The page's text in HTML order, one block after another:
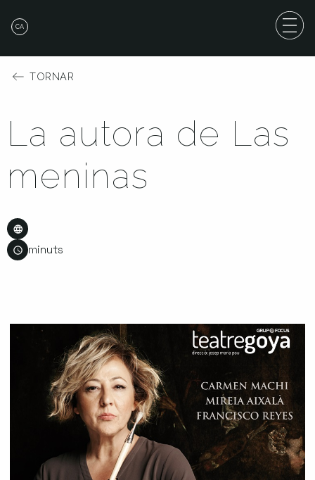
CA
TORNAR
La autora de Las
meninas
minuts